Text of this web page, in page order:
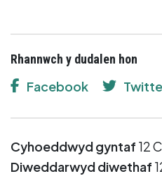
Rhannwch y dudalen hon
Facebook
Cyhoeddwyd gyntaf 12
Diweddarwyd diwethaf